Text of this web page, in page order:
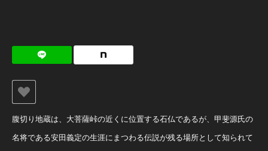
腹切り地蔵は、大菩薩峠の近くに位置する石仏であるが、甲斐源氏の
名将である安田義定の生涯にまつわる伝説が残る場所として知られて